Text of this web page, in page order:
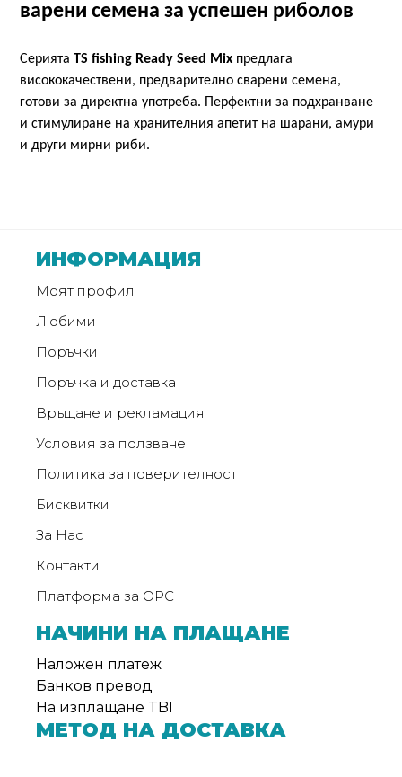
Монтажи
поводи
риболов
риболов
Контакти
Поръчка
Връщане
рекламация
ползване
Политика
варени семена за успешен риболов
Серията TS fishing Ready Seed Mix предлага
висококачествени, предварително сварени семена,
готови за директна употреба. Перфектни за подхранване
и стимулиране на хранителния апетит на шарани, амури
и други мирни риби.
ИНФОРМАЦИЯ
Моят профил
Любими
Поръчки
Поръчка и доставка
Връщане и рекламация
Условия за ползване
Политика за поверителност
Бисквитки
За Нас
Контакти
Платформа за ОРС
НАЧИНИ НА ПЛАЩАНЕ
Наложен платеж
Банков превод
На изплащане TBI
МЕТОД НА ДОСТАВКА